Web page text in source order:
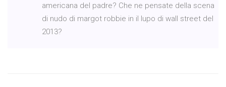
americana del padre? Che ne pensate della scena
di nudo di margot robbie in il lupo di wall street del
2013?